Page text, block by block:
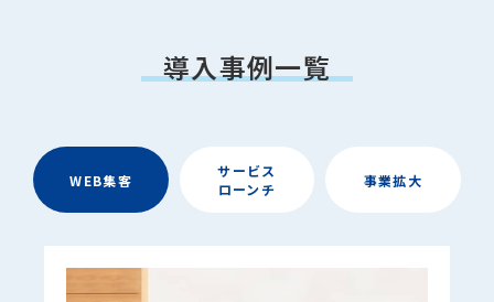
導入事例一覧
WEB集客
サービス
ローンチ
事業拡大